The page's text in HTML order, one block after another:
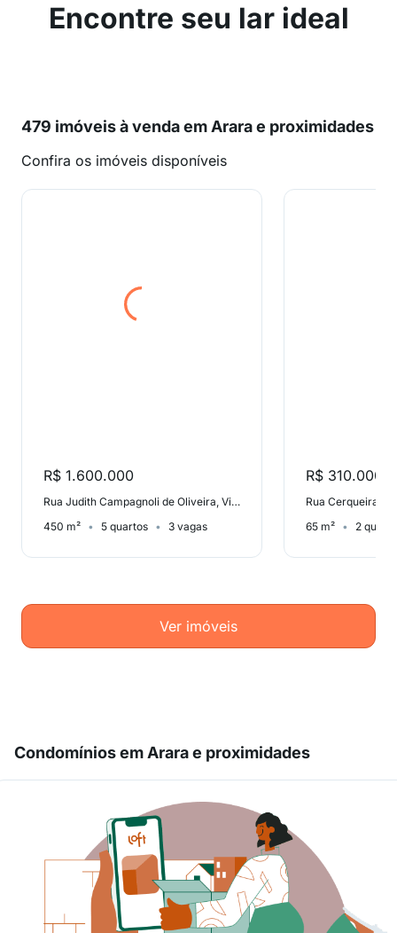
Encontre seu lar ideal
479 imóveis à venda em Arara e proximidades
Confira os imóveis disponíveis
R$ 1.600.000
Rua Judith Campagnoli de Oliveira, Vila Suíça
450 m²
5 quartos 3 vagas
R$ 310.000
Rua Cerqueira
65 m²
2
Ver imóveis
Condomínios em Arara e proximidades